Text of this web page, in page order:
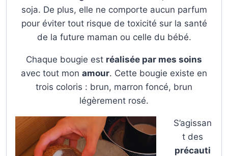
soja. De plus, elle ne comporte aucun parfum
pour éviter tout risque de toxicité sur la santé
de la future maman ou celle du bébé.
Chaque bougie est réalisée par mes soins
avec tout mon amour. Cette bougie existe en
trois coloris : brun, marron foncé, brun
légèrement rosé.
S’agissan
t des
précauti